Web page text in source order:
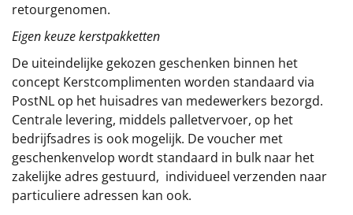
retourgenomen.
Eigen keuze kerstpakketten
De uiteindelijke gekozen geschenken binnen het
concept Kerstcomplimenten worden standaard via
PostNL op het huisadres van medewerkers bezorgd.
Centrale levering, middels palletvervoer, op het
bedrijfsadres is ook mogelijk. De voucher met
geschenkenvelop wordt standaard in bulk naar het
zakelijke adres gestuurd, individueel verzenden naar
particuliere adressen kan ook.